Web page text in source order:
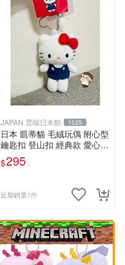
JAPAN 雲端日本館 1025
日本 凱蒂貓 毛絨玩偶 附心型
鑰匙扣 登山扣 經典款 愛心
心型
$295
近期銷量1件